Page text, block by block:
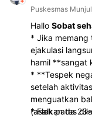
Puskesmas
Hallo Sobat
* Jika memang
ejakulasi
hamil **sangat
* **Tespek
setelah
menguatkan
(asalkan tes
* Flek pada